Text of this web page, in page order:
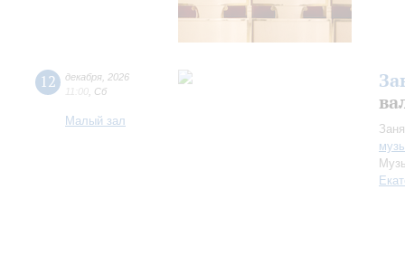
12 декабря 2026
11:00 Сб
Малый зал